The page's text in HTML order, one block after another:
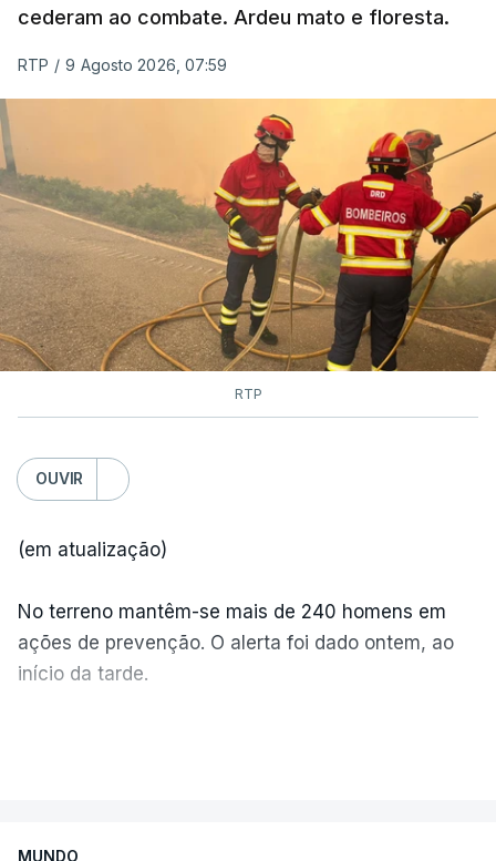
cederam ao combate. Ardeu mato e floresta.
RTP / 9 Agosto 2026, 07:59
RTP
OUVIR
(em atualização)
No terreno mantêm-se mais de 240 homens em
ações de prevenção. O alerta foi dado ontem, ao
início da tarde.
MUNDO